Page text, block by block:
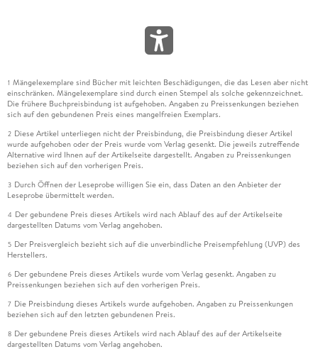
1 Mängelexemplare sind Bücher mit leichten Beschädigungen, die das Lesen aber nicht
einschränken. Mängelexemplare sind durch einen Stempel als solche gekennzeichnet.
Die frühere Buchpreisbindung ist aufgehoben. Angaben zu Preissenkungen beziehen
sich auf den gebundenen Preis eines mangelfreien Exemplars.
2 Diese Artikel unterliegen nicht der Preisbindung, die Preisbindung dieser Artikel
wurde aufgehoben oder der Preis wurde vom Verlag gesenkt. Die jeweils zutreffende
Alternative wird Ihnen auf der Artikelseite dargestellt. Angaben zu Preissenkungen
beziehen sich auf den vorherigen Preis.
3 Durch Öffnen der Leseprobe willigen Sie ein, dass Daten an den Anbieter der
Leseprobe übermittelt werden.
4 Der gebundene Preis dieses Artikels wird nach Ablauf des auf der Artikelseite
dargestellten Datums vom Verlag angehoben.
5 Der Preisvergleich bezieht sich auf die unverbindliche Preisempfehlung (UVP) des
Herstellers.
6 Der gebundene Preis dieses Artikels wurde vom Verlag gesenkt. Angaben zu
Preissenkungen beziehen sich auf den vorherigen Preis.
7 Die Preisbindung dieses Artikels wurde aufgehoben. Angaben zu Preissenkungen
beziehen sich auf den letzten gebundenen Preis.
8 Der gebundene Preis dieses Artikels wird nach Ablauf des auf der Artikelseite
dargestellten Datums vom Verlag angehoben.